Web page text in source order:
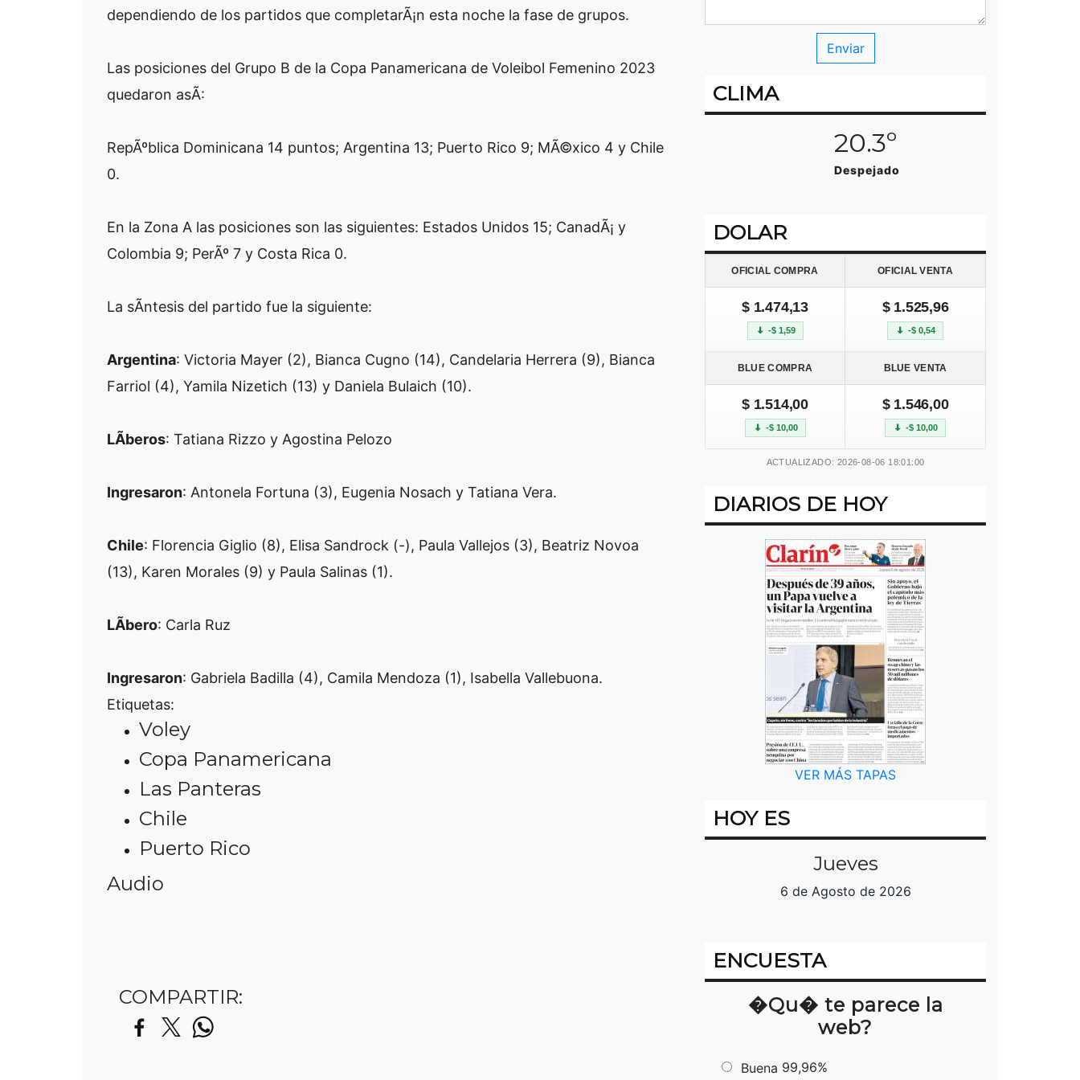
dependiendo de los partidos que completarÃ¡n esta noche la fase de grupos.
Las posiciones del Grupo B de la Copa Panamericana de Voleibol Femenino 2023
quedaron asÃ­:
RepÃºblica Dominicana 14 puntos; Argentina 13; Puerto Rico 9; MÃ©xico 4 y Chile
0.
En la Zona A las posiciones son las siguientes: Estados Unidos 15; CanadÃ¡ y
Colombia 9; PerÃº 7 y Costa Rica 0.
La sÃ­ntesis del partido fue la siguiente:
Argentina: Victoria Mayer (2), Bianca Cugno (14), Candelaria Herrera (9), Bianca
Farriol (4), Yamila Nizetich (13) y Daniela Bulaich (10).
LÃ­beros: Tatiana Rizzo y Agostina Pelozo
Ingresaron: Antonela Fortuna (3), Eugenia Nosach y Tatiana Vera.
Chile: Florencia Giglio (8), Elisa Sandrock (-), Paula Vallejos (3), Beatriz Novoa
(13), Karen Morales (9) y Paula Salinas (1).
LÃ­bero: Carla Ruz
Ingresaron: Gabriela Badilla (4), Camila Mendoza (1), Isabella Vallebuona.
Etiquetas:
Voley
Copa Panamericana
Las Panteras
Chile
Puerto Rico
Audio
COMPARTIR:
CLIMA
20.3º
Despejado
DOLAR
OFICIAL COMPRA OFICIAL VENTA
$ 1.474,13
-$ 1,59
$ 1.525,96
-$ 0,54
BLUE COMPRA BLUE VENTA
$ 1.514,00
-$ 10,00
$ 1.546,00
-$ 10,00
ACTUALIZADO: 2026-08-06 18:01:00
DIARIOS DE HOY
VER MÁS TAPAS
HOY ES
Jueves
6 de Agosto de 2026
ENCUESTA
�Qu� te parece la
web?
Buena 99,96%